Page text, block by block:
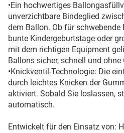
•Ein hochwertiges
unverzichtbare Bindeglied
dem Ballon. Ob für
bunte Kindergeburtstage oder
mit dem richtigen Equipment
Ballons sicher, schnell und ohne
•Knickventil-Technologie: Die
durch leichtes Knicken der
aktiviert. Sobald Sie loslassen,
automatisch.
Entwickelt für den Einsatz von: